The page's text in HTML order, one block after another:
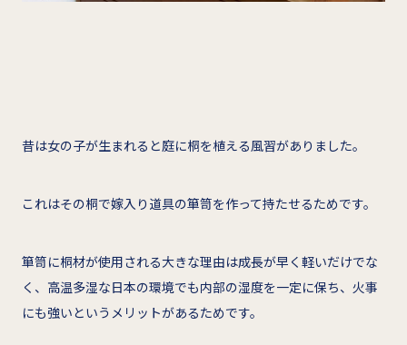
昔は女の子が生まれると庭に桐を植える風習がありました。
これはその桐で嫁入り道具の箪笥を作って持たせるためです。
箪笥に桐材が使用される大きな理由は成長が早く軽いだけでな
く、高温多湿な日本の環境でも内部の湿度を一定に保ち、火事
にも強いというメリットがあるためです。